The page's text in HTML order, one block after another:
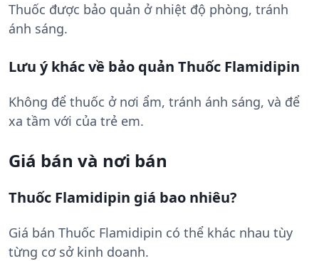
Thuốc được bảo quản ở nhiệt độ phòng, tránh
ánh sáng.
Lưu ý khác về bảo quản Thuốc Flamidipin
Không để thuốc ở nơi ẩm, tránh ánh sáng, và để
xa tầm với của trẻ em.
Giá bán và nơi bán
Thuốc Flamidipin giá bao nhiêu?
Giá bán Thuốc Flamidipin có thể khác nhau tùy
từng cơ sở kinh doanh.